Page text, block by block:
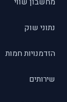
נתוני שוק
הזדמנויות חמות
שירותים